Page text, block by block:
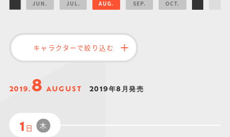
仮面ライダーシリー
ズ
ガンダムシリーズ
キャラパキ
にふぉるめーしょん
＆スクエアシール
JUN. JUL. AUG. SEP. OCT.
キャラクターで絞り込む
2019. 8 AUGUST 2019年8月発売
1 日 木